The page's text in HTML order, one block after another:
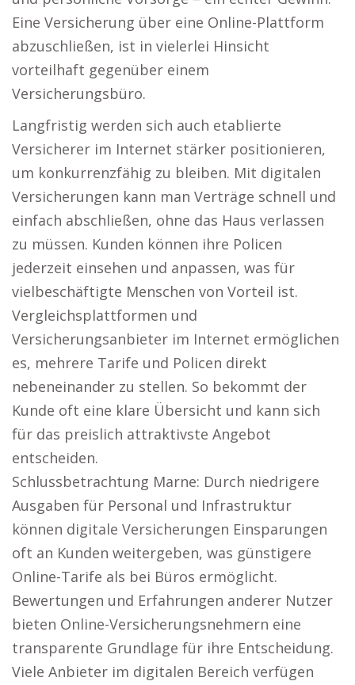
Eine Versicherung über eine Online-Plattform
abzuschließen, ist in vielerlei Hinsicht
vorteilhaft gegenüber einem
Versicherungsbüro.
Langfristig werden sich auch etablierte
Versicherer im Internet stärker positionieren,
um konkurrenzfähig zu bleiben. Mit digitalen
Versicherungen kann man Verträge schnell und
einfach abschließen, ohne das Haus verlassen
zu müssen. Kunden können ihre Policen
jederzeit einsehen und anpassen, was für
vielbeschäftigte Menschen von Vorteil ist.
Vergleichsplattformen und
Versicherungsanbieter im Internet ermöglichen
es, mehrere Tarife und Policen direkt
nebeneinander zu stellen. So bekommt der
Kunde oft eine klare Übersicht und kann sich
für das preislich attraktivste Angebot
entscheiden.
Schlussbetrachtung Marne: Durch niedrigere
Ausgaben für Personal und Infrastruktur
können digitale Versicherungen Einsparungen
oft an Kunden weitergeben, was günstigere
Online-Tarife als bei Büros ermöglicht.
Bewertungen und Erfahrungen anderer Nutzer
bieten Online-Versicherungsnehmern eine
transparente Grundlage für ihre Entscheidung.
Viele Anbieter im digitalen Bereich verfügen